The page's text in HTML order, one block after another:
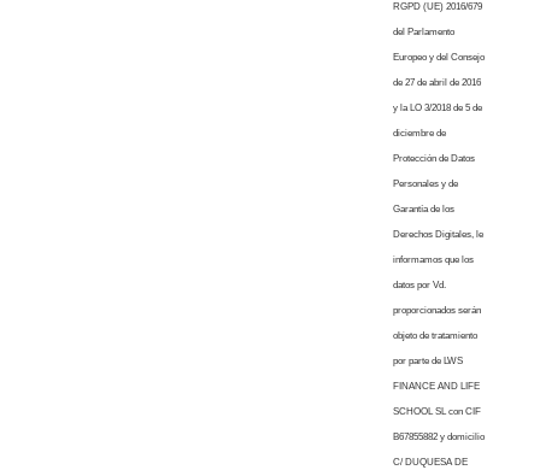
RGPD (UE) 2016/679
del Parlamento
Europeo y del Consejo
de 27 de abril de 2016
y la LO 3/2018 de 5 de
diciembre de
Protección de Datos
Personales y de
Garantía de los
Derechos Digitales, le
informamos que los
datos por Vd.
proporcionados serán
objeto de tratamiento
por parte de LWS
FINANCE AND LIFE
SCHOOL SL con CIF
B67855882 y domicilio
C/ DUQUESA DE